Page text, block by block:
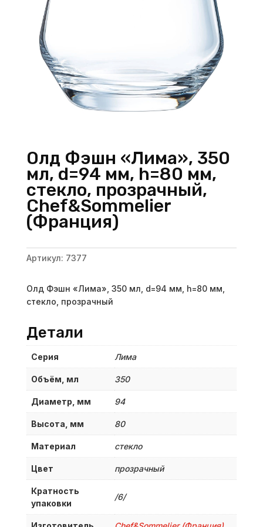
Олд Фэшн «Лима», 350
мл, d=94 мм, h=80 мм,
стекло, прозрачный,
Chef&Sommelier
(Франция)
Артикул: 7377
Олд Фэшн «Лима», 350 мл, d=94 мм, h=80 мм,
стекло, прозрачный
Детали
Серия Лима
Объём, мл 350
Диаметр, мм 94
Высота, мм 80
Материал стекло
Цвет прозрачный
Кратность
упаковки
/6/